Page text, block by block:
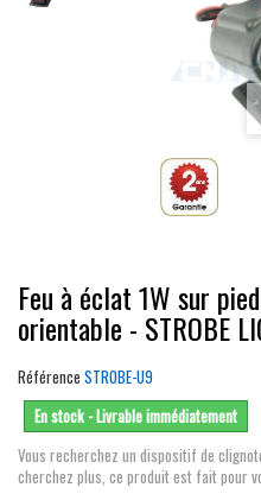
Feu à éclat 1W sur
orientable - STROBE
Référence STROBE-U9
En stock - Livrable immédiatement
Vous recherchez un dispositif de
cherchez plus, ce produit est fait pour